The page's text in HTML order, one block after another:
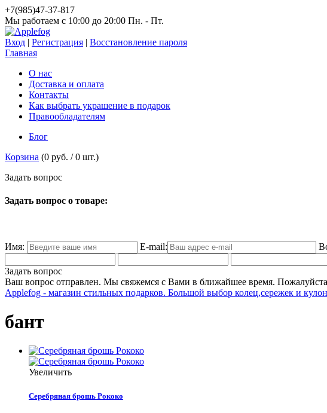
+7(985)47-37-817
Мы работаем c 10:00 до 20:00 Пн. - Пт.
Вход | Регистрация | Восстановление пароля
Главная
О нас
Доставка и оплата
Контакты
Как выбрать украшение в подарок
Правообладателям
Блог
Корзина (0 руб. /0 шт.)
Задать вопрос
Задать вопрос о товаре:
Имя: E-mail:
Задать вопрос
Ваш вопрос отправлен. Мы свяжемся с Вами в ближайшее время.
Applefog - магазин стильных подарков. Большой выбор колец,сережек и
бант
Увеличить
Серебряная брошь Рококо